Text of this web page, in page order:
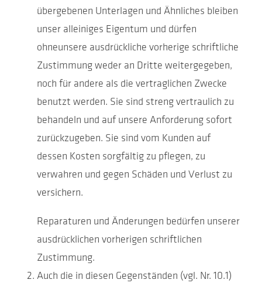
übergebenen Unterlagen und Ähnliches bleiben
unser alleiniges Eigentum und dürfen
ohneunsere ausdrückliche vorherige schriftliche
Zustimmung weder an Dritte weitergegeben,
noch für andere als die vertraglichen Zwecke
benutzt werden. Sie sind streng vertraulich zu
behandeln und auf unsere Anforderung sofort
zurückzugeben. Sie sind vom Kunden auf
dessen Kosten sorgfältig zu pflegen, zu
verwahren und gegen Schäden und Verlust zu
versichern.
Reparaturen und Änderungen bedürfen unserer
ausdrücklichen vorherigen schriftlichen
Zustimmung.
Auch die in diesen Gegenständen (vgl. Nr. 10.1)